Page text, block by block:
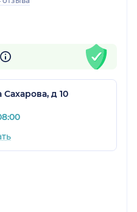
д 10